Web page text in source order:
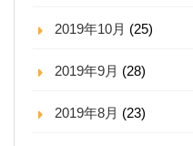
2019年10月 (25)
2019年9月 (28)
2019年8月 (23)